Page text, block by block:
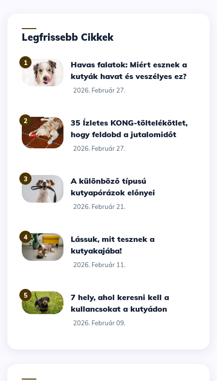
Legfrissebb Cikkek
1
Havas falatok: Miért esznek a
kutyák havat és veszélyes ez?
2026. Február 27.
2
35 Ízletes KONG-töltelékötlet,
hogy feldobd a jutalomidőt
2026. Február 27.
3
A különböző típusú
kutyapórázok előnyei
2026. Február 21.
4
Lássuk, mit tesznek a
kutyakajába!
2026. Február 11.
5
7 hely, ahol keresni kell a
kullancsokat a kutyádon
2026. Február 09.